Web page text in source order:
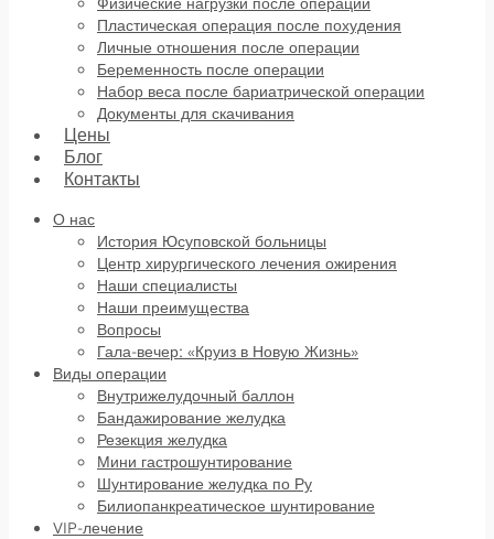
Пластическая операция после похудения
Личные отношения после операции
Беременность после операции
Набор веса после бариатрической операции
Документы для скачивания
Цены
Блог
Контакты
О нас
История Юсуповской больницы
Центр хирургического лечения ожирения
Наши специалисты
Наши преимущества
Вопросы
Гала-вечер: «Круиз в Новую Жизнь»
Виды операции
Внутрижелудочный баллон
Бандажирование желудка
Резекция желудка
Мини гастрошунтирование
Шунтирование желудка по Ру
Билиопанкреатическое шунтирование
VIP-лечение